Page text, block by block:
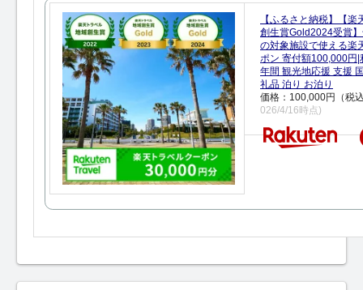
【ふるさと納税】【楽
創生賞Gold2024受賞
の対象施設で使える楽
ポン 寄付額100,000円|
年間 観光地応援 支援
礼品 泊り お泊り
価格：100,000円（税
026/4/16時点)